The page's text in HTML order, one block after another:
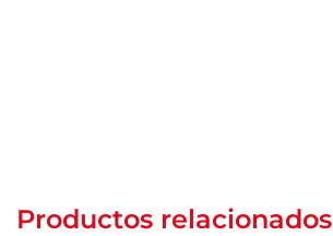
Productos relacionados